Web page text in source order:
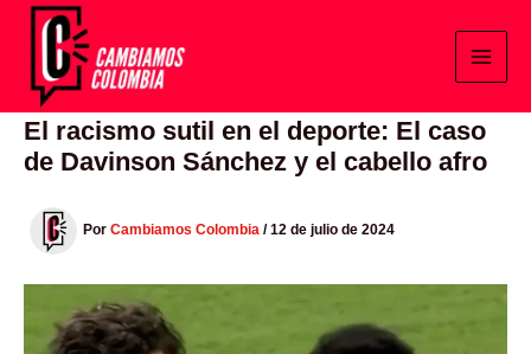
contenido
El racismo sutil en el deporte: El caso
de Davinson Sánchez y el cabello afro
Por Cambiamos Colombia /12 de julio de 2024